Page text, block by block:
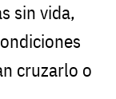
sin vida,
cruzarlo o